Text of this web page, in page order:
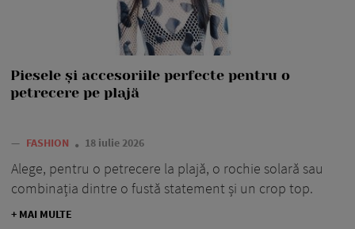
Piesele și accesoriile perfecte pentru o
petrecere pe plajă
— FASHION 18 iulie 2026
Alege, pentru o petrecere la plajă, o rochie solară sau
combinația dintre o fustă statement și un crop top.
+ MAI MULTE